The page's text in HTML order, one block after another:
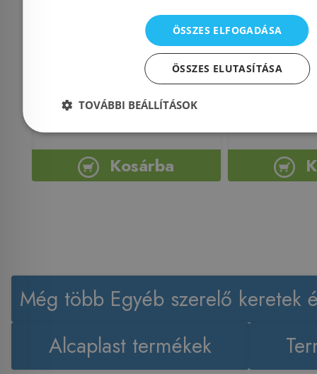
1039949990
Azonosító: 215506
Cikkszám: 1039949990
Kosárba
Még több Egyéb szerelő keretek
Alcaplast termékek
ÖSSZES ELFOGADÁSA
ÖSSZES ELUTASÍTÁSA
TOVÁBBI BEÁLLÍTÁSOK